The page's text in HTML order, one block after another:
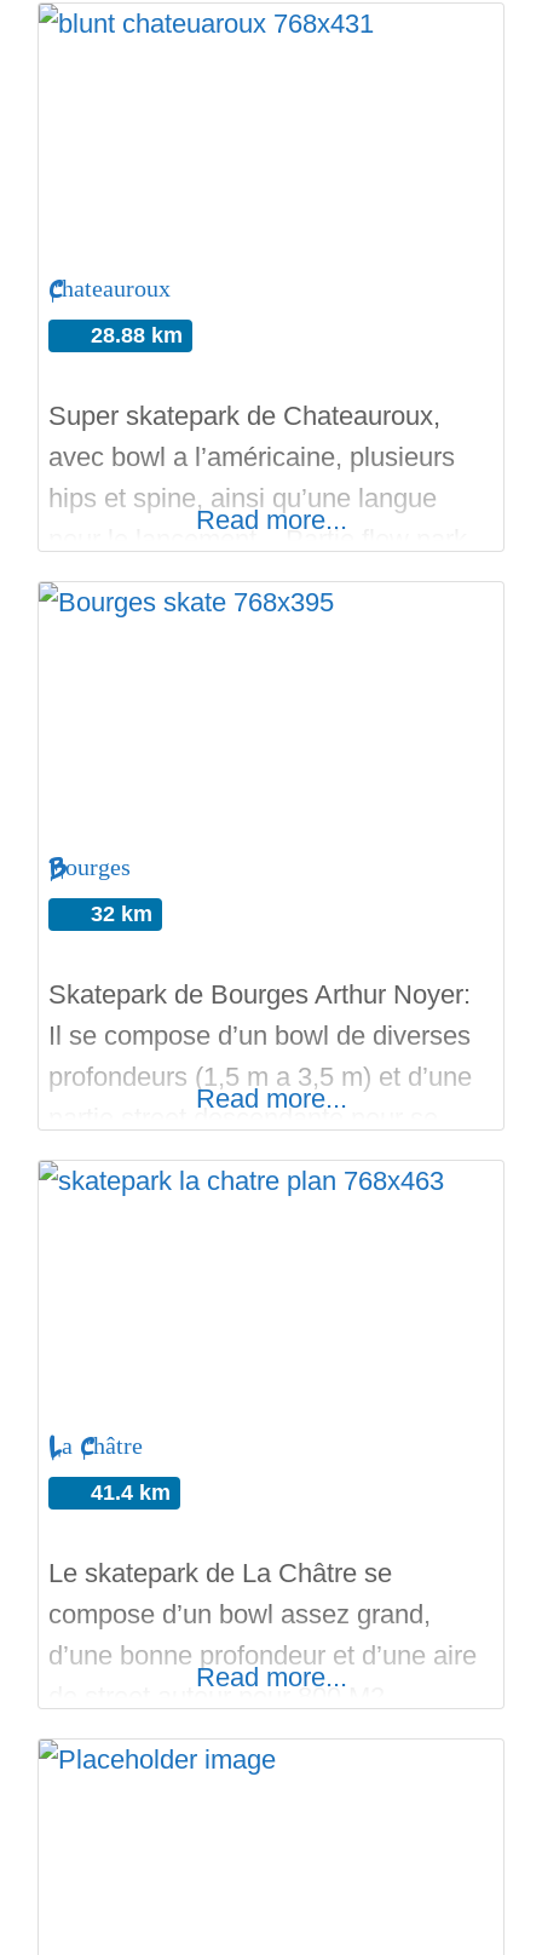
horaires. Bon run sur Skateparks.fr.
Chateauroux
28.88 km
Super skatepark de Chateauroux,
avec bowl a l’américaine, plusieurs
hips et spine, ainsi qu’une langue
pour le lancement. Partie flow park
avec des courbes, tétons, bosses,
etc… Et super partie street league
Read more...
Bourges
32 km
Skatepark de Bourges Arthur Noyer:
Il se compose d’un bowl de diverses
profondeurs (1,5 m a 3,5 m) et d’une
partie street descendante pour se
rejoindre sur une pyramide en bout de
ligne… Bien sûr ledges, curbs et
Read more...
La Châtre
41.4 km
Le skatepark de La Châtre se
compose d’un bowl assez grand,
d’une bonne profondeur et d’une aire
de street autour pour 800 M2
d’emprise ridable. Le bowl a du
coping en acier et plusieurs hips. Le
Read more...